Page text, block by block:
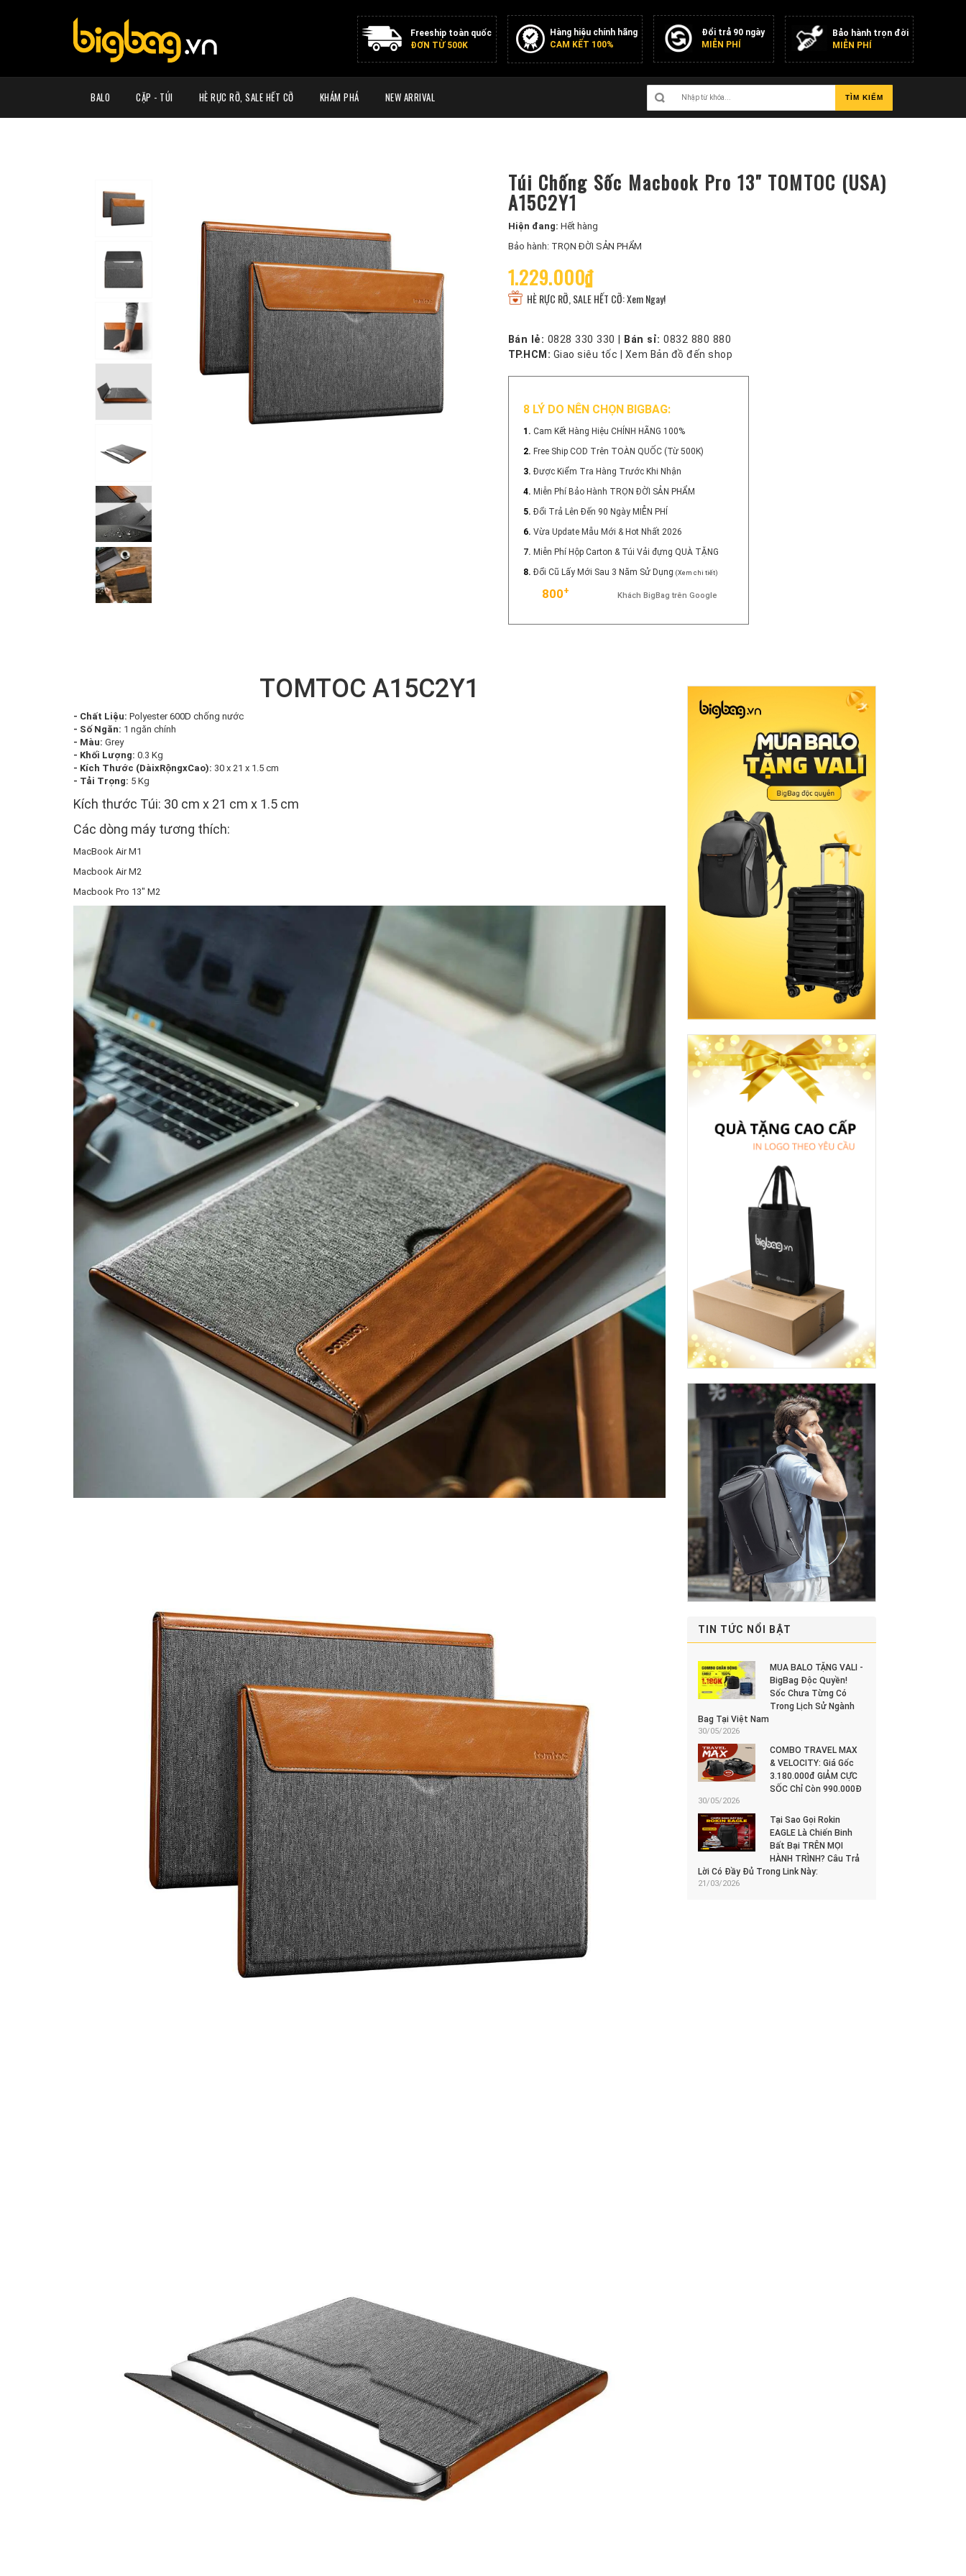
Freeship toàn quốc
ĐƠN TỪ 500K
Hàng hiệu chính hãng
CAM KẾT 100%
Đổi trả 90 ngày
MIỄN PHÍ
Bảo hành trọn đời
MIỄN PHÍ
TÌM KIẾM
BALO CẶP - TÚI HÈ RỰC RỠ, SALE HẾT CỠ KHÁM PHÁ NEW ARRIVAL
Túi Chống Sốc Macbook Pro 13" TOMTOC (USA)
A15C2Y1
Hiện đang: Hết hàng
Bảo hành: TRỌN ĐỜI SẢN PHẨM
1.229.000₫
HÈ RỰC RỠ, SALE HẾT CỠ: Xem Ngay!
Bán lẻ: 0828 330 330 Bán sỉ: 0832 880 880
TP.HCM: Giao siêu tốc Xem Bản đồ đến shop
8 LÝ DO NÊN CHỌN BIGBAG:
1. Cam Kết Hàng Hiệu CHÍNH HÃNG 100%
2. Free Ship COD Trên TOÀN QUỐC (Từ 500K)
3. Được Kiểm Tra Hàng Trước Khi Nhận
4. Miễn Phí Bảo Hành TRỌN ĐỜI SẢN PHẨM
5. Đổi Trả Lên Đến 90 Ngày MIỄN PHÍ
6. Vừa Update Mẫu Mới & Hot Nhất 2026
7. Miễn Phí Hộp Carton & Túi Vải đựng QUÀ TẶNG
8. Đổi Cũ Lấy Mới Sau 3 Năm Sử Dụng (Xem chi tiết)
800+ Khách BigBag trên Google
TOMTOC A15C2Y1
- Chất Liệu: Polyester 600D chống nước
- Số Ngăn: 1 ngăn chính
- Màu: Grey
- Khối Lượng: 0.3 Kg
- Kích Thước (DàixRộngxCao): 30 x 21 x 1.5 cm
- Tải Trọng: 5 Kg
Kích thước Túi: 30 cm x 21 cm x 1.5 cm
Các dòng máy tương thích:
MacBook Air M1
Macbook Air M2
Macbook Pro 13″ M2
TIN TỨC NỔI BẬT
MUA BALO TẶNG VALI -
BigBag Độc Quyền!
Sốc Chưa Từng Có
Trong Lịch Sử Ngành
Bag Tại Việt Nam
30/05/2026
COMBO TRAVEL MAX
& VELOCITY: Giá Gốc
3.180.000đ GIẢM CỰC
SỐC Chỉ Còn 990.000Đ
30/05/2026
Tại Sao Gọi Rokin
EAGLE Là Chiến Binh
Bất Bại TRÊN MỌI
HÀNH TRÌNH? Câu Trả
Lời Có Đầy Đủ Trong Link Này:
21/03/2026